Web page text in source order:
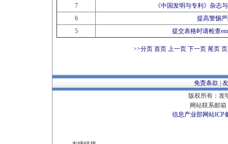
7
《中国发明与专利》杂志
6
提高警惕
5
提交表格时请检查
>>分页 首页 上一页 下一页 尾页页
免责条款
版权所有：发
网站联系邮箱
信息产业部网站ICP